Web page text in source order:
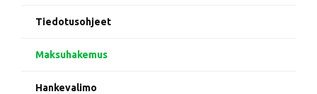
Tiedotusohjeet
Maksuhakemus
Hankevalimo